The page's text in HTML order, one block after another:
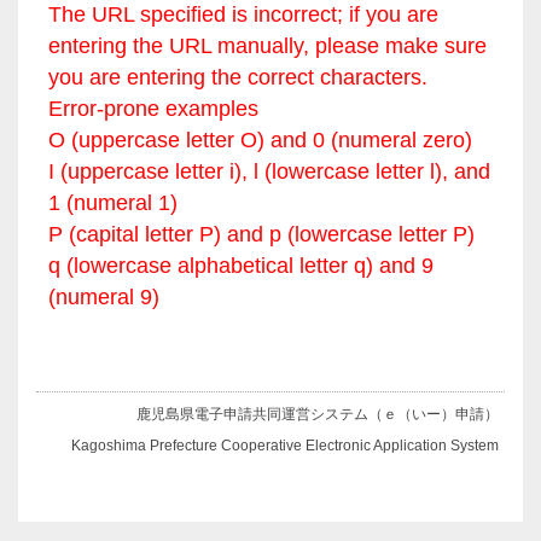
The URL specified is incorrect; if you are
entering the URL manually, please make sure
you are entering the correct characters.
Error-prone examples
O (uppercase letter O) and 0 (numeral zero)
I (uppercase letter i), l (lowercase letter l), and
1 (numeral 1)
P (capital letter P) and p (lowercase letter P)
q (lowercase alphabetical letter q) and 9
(numeral 9)
鹿児島県電子申請共同運営システム（ｅ（いー）申請）
Kagoshima Prefecture Cooperative Electronic Application System